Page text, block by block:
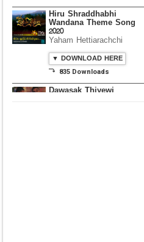
Hiru Shraddhabhi
Wandana Theme Song
2020
Yaham Hettiarachchi
▼ DOWNLOAD HERE
⤵ 835 Downloads
Dawasak Thiyewi